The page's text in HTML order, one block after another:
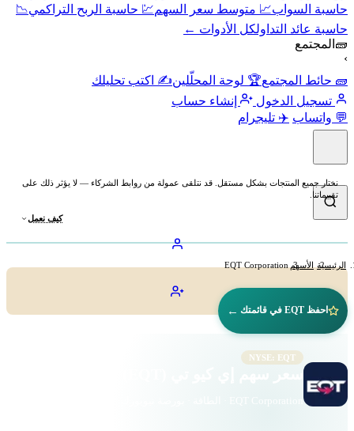
حاسبة السواب📈 متوسط سعر السهم💹 حاسبة الربح التراكمي 📉
حاسبة عائد التداولكل الأدوات ←
🧱المجتمع
🧱 حائط المجتمع🏆 لوحة المحلّلين✍️ اكتب تحليلك
تسجيل الدخول
إنشاء حساب
💬 واتساب ✈️ تليجرام
نختار جميع المنتجات بشكل مستقل. قد نتلقى عمولة من روابط الشركاء — لا يؤثر ذلك على
تقييماتنا.
كيف نعمل
الرئيسية الأسهم EQT Corporation
احفظ EQT في قائمتك ←
NYSE: EQT
سعر سهم إي كيو تي (EQT)
EQT Corporation · الطاقة · بورصة نيويورك